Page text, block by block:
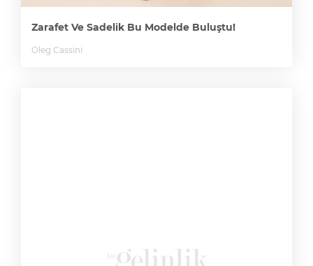
Zarafet Ve Sadelik Bu Modelde Buluştu!
Oleg Cassini